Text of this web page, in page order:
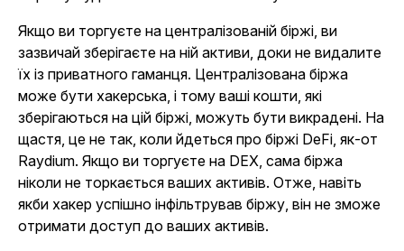
Якщо ви торгуєте на централізованій біржі, ви
зазвичай зберігаєте на ній активи, доки не видалите
їх із приватного гаманця. Централізована біржа
може бути хакерська, і тому ваші кошти, які
зберігаються на цій біржі, можуть бути викрадені. На
щастя, це не так, коли йдеться про біржі DeFi, як-от
Raydium. Якщо ви торгуєте на DEX, сама біржа
ніколи не торкається ваших активів. Отже, навіть
якби хакер успішно інфільтрував біржу, він не зможе
отримати доступ до ваших активів.